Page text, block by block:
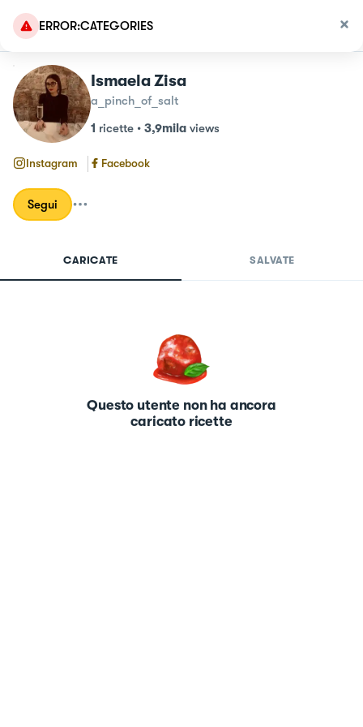
ERROR:CATEGORIES
Ismaela Zisa
a_pinch_of_salt
1 ricette • 3,9mila views
Instagram Facebook
Segui
CARICATE SALVATE
Questo utente non ha ancora
caricato ricette